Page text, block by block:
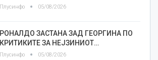
Плусинфо 05/08/2026
РОНАЛДО ЗАСТАНА ЗАД ГЕОРГИНА ПО
КРИТИКИТЕ ЗА НЕЈЗИНИОТ…
Плусинфо 05/08/2026